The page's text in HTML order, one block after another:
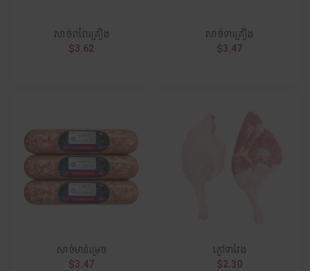
សាច់ពពែគ្រឿង
$3.62
សាច់ទាគ្រឿង
$3.47
សាច់មាន់ម្រេច
$3.47
ភ្លៅទាវែង
$2.30